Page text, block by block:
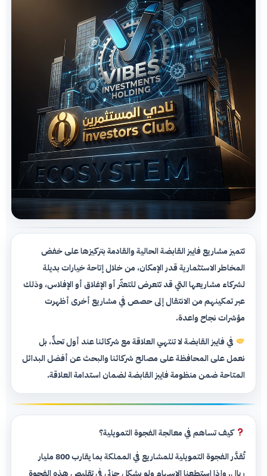
تتميز مشاريع فايبز القابضة الحالية والقادمة بتركيزها على خفض
المخاطر الاستثمارية قدر الإمكان، من خلال إتاحة خيارات بديلة
لشركاء مشاريعها التي قد تتعرض للتعثّر أو الإغلاق أو الإفلاس، وذلك
عبر تمكينهم من الانتقال إلى حصص في مشاريع أخرى أظهرت
مؤشرات نجاح واعدة.
في فايبز القابضة لا تنتهي العلاقة مع شركائنا عند أول تحدٍّ، بل
نعمل على المحافظة على مصالح شركائنا والبحث عن أفضل البدائل
المتاحة ضمن منظومة فايبز القابضة لضمان استدامة العلاقة.
كيف تساهم في معالجة الفجوة التمويلية؟
تُقدَّر الفجوة التمويلية للمشاريع في المملكة بما يقارب 800 مليار
ريال. وإذا استطعنا الإسهام ولو بشكل جزئي في تقليص هذه الفجوة